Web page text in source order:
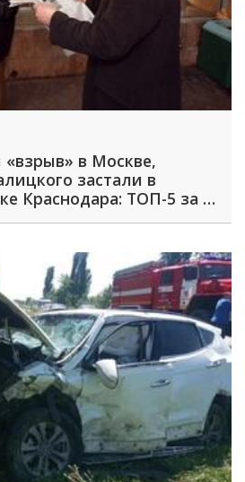
в Москве,
застали в
Краснодара: ТОП-5 за 7